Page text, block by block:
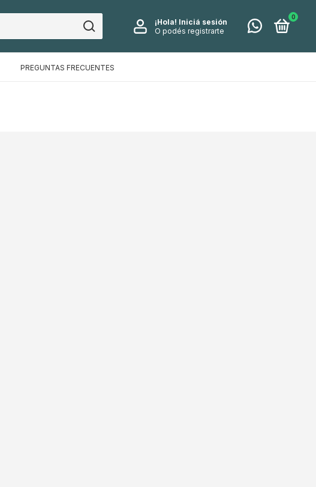
¡Hola! Iniciá sesión
O podés registrarte
0
PREGUNTAS FRECUENTES